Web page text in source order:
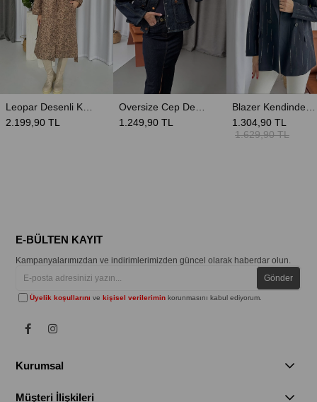
2.199,90 TL 1.249,90 TL
1.304,90 TL
1.629,90 TL
E-BÜLTEN KAYIT
Kampanyalarımızdan ve indirimlerimizden güncel olarak haberdar olun.
Gönder
Üyelik koşullarını vekişisel verilerimin korunmasını kabul ediyorum.
Kurumsal
Müşteri İlişkileri